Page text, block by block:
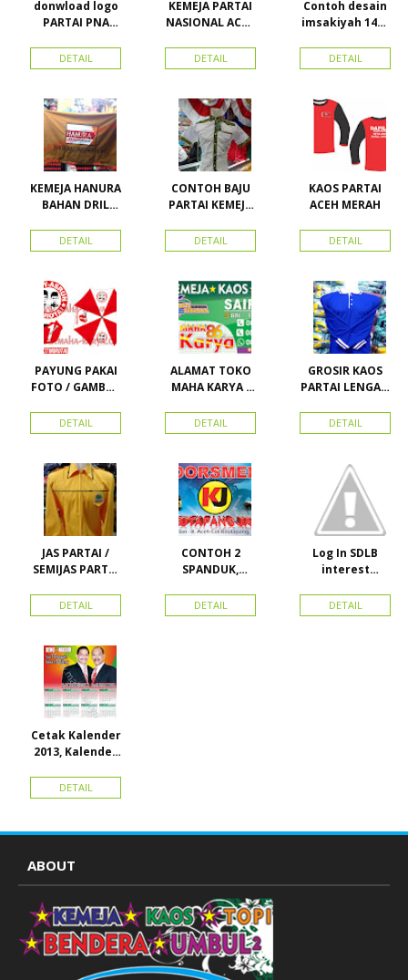
donwload logo
PARTAI PNA
nasional aceh)
Vector
DETAIL
KEMEJA PARTAI
NASIONAL ACEH
PKPI, dan
Kemeja
DETAIL
Contoh desain
imsakiyah 1434
cetak
imsakiyah di
Karya Online
Advertising
Pasar Senen
DETAIL
KEMEJA HANURA
BAHAN DRIL
HANURA
DETAIL
CONTOH BAJU
PARTAI KEMEJA
SEMUA ATRIBUT
PARTAI
DETAIL
KAOS PARTAI
ACEH MERAH
DETAIL
PAYUNG PAKAI
FOTO / GAMBAR
KAMPANYE,
PARTAI DAN
DETAIL
ALAMAT TOKO
MAHA KARYA /
PERDANA 411
DETAIL
GROSIR KAOS
PARTAI LENGAN
MURAH
LACOSTE SEMUA
STOK
DETAIL
JAS PARTAI /
SEMIJAS PARTAI
DETAIL
CONTOH 2
SPANDUK,
KARTU NAMA
DETAIL
Log In SDLB
interest
DETAIL
Cetak Kalender
2013, Kalender
2015 dan
atribut partai
DETAIL
ABOUT